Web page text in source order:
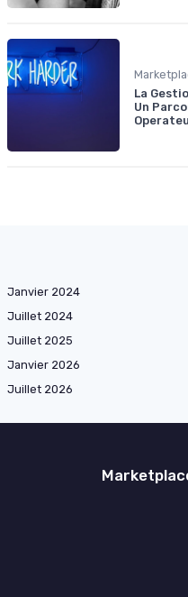
La
Un
Janvier 2024
Juillet 2024
Juillet 2025
Janvier 2026
Juillet 2026